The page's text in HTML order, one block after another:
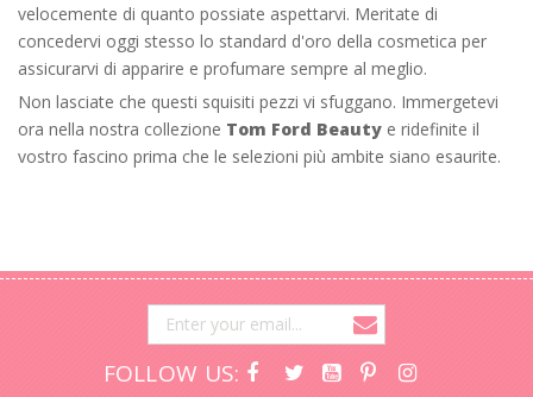
velocemente di quanto possiate aspettarvi. Meritate di
concedervi oggi stesso lo standard d'oro della cosmetica per
assicurarvi di apparire e profumare sempre al meglio.
Non lasciate che questi squisiti pezzi vi sfuggano. Immergetevi
ora nella nostra collezione Tom Ford Beauty e ridefinite il
vostro fascino prima che le selezioni più ambite siano esaurite.
FOLLOW US: